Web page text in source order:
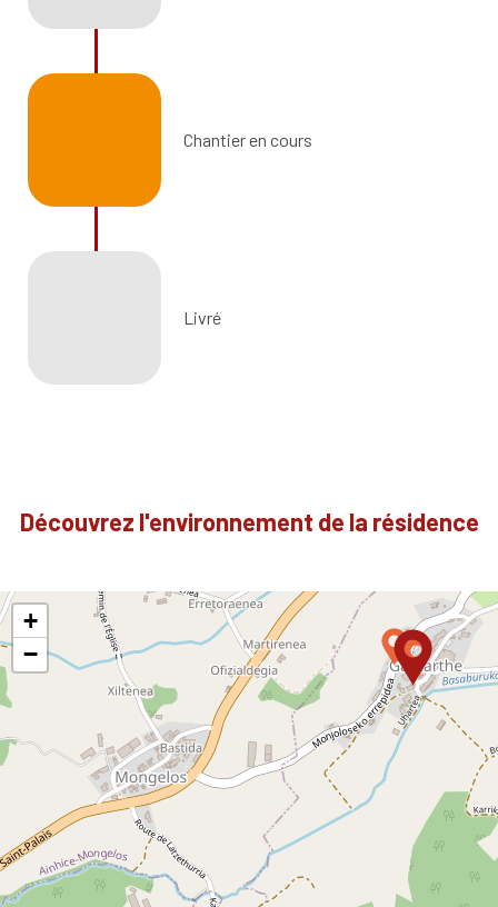
Chantier en cours
Livré
Découvrez l'environnement de la résidence
+
−